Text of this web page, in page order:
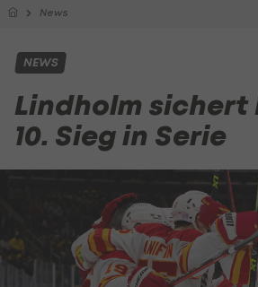
News
NEWS
Lindholm sichert
10. Sieg in Serie